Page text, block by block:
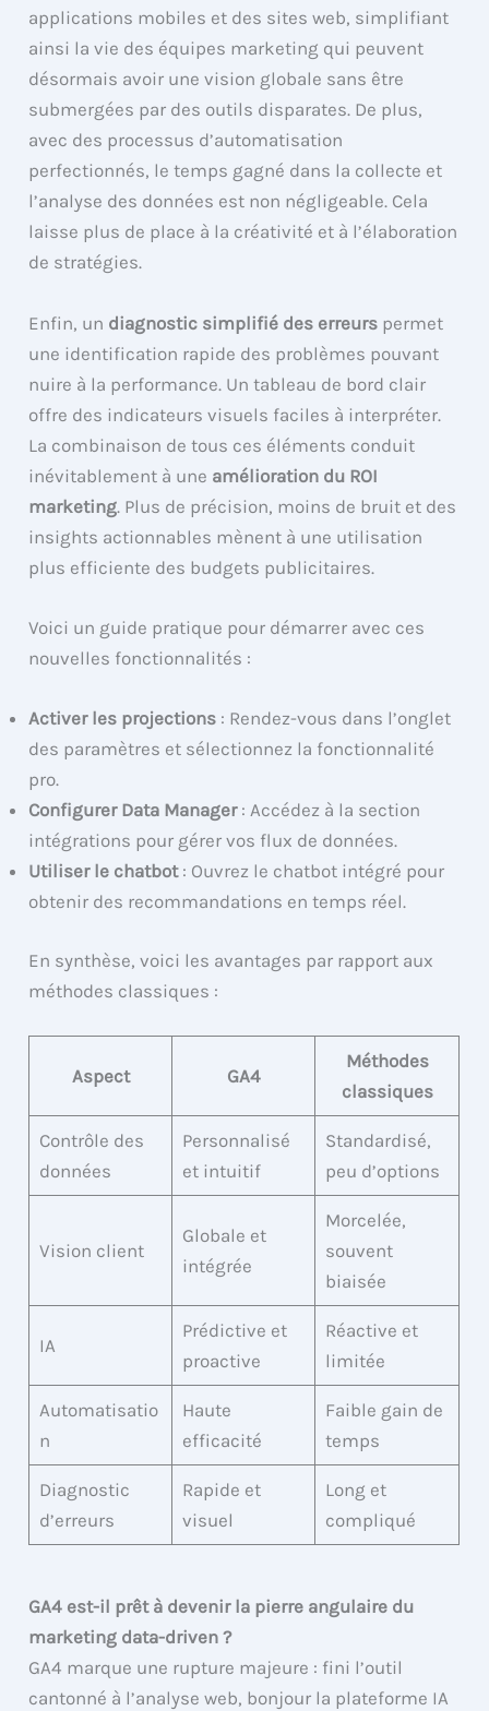
applications mobiles et des sites web, simplifiant
ainsi la vie des équipes marketing qui peuvent
désormais avoir une vision globale sans être
submergées par des outils disparates. De plus,
avec des processus d’automatisation
perfectionnés, le temps gagné dans la collecte et
l’analyse des données est non négligeable. Cela
laisse plus de place à la créativité et à l’élaboration
de stratégies.
Enfin, un diagnostic simplifié des erreurs permet
une identification rapide des problèmes pouvant
nuire à la performance. Un tableau de bord clair
offre des indicateurs visuels faciles à interpréter.
La combinaison de tous ces éléments conduit
inévitablement à une amélioration du ROI
marketing. Plus de précision, moins de bruit et des
insights actionnables mènent à une utilisation
plus efficiente des budgets publicitaires.
Voici un guide pratique pour démarrer avec ces
nouvelles fonctionnalités :
Activer les projections : Rendez-vous dans l’onglet
des paramètres et sélectionnez la fonctionnalité
pro.
Configurer Data Manager: Accédez à la section
intégrations pour gérer vos flux de données.
Utiliser le chatbot: Ouvrez le chatbot intégré pour
obtenir des recommandations en temps réel.
En synthèse, voici les avantages par rapport aux
méthodes classiques :
Aspect GA4
Méthodes
classiques
Contrôle des
données
Personnalisé
et intuitif
Standardisé,
peu d’options
Vision client
Globale et
intégrée
Morcelée,
souvent
biaisée
IA
Prédictive et
proactive
Réactive et
limitée
Automatisatio
n
Haute
efficacité
Faible gain de
temps
Diagnostic
d’erreurs
Rapide et
visuel
Long et
compliqué
GA4 est-il prêt à devenir la pierre angulaire du
marketing data-driven ?
GA4 marque une rupture majeure : fini l’outil
cantonné à l’analyse web, bonjour la plateforme IA